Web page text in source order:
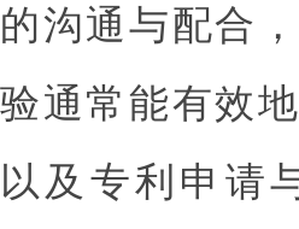
的沟通与配合
验通常能有效
以及专利申请